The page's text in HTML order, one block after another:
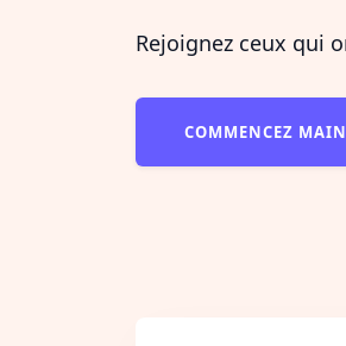
Rejoignez ceux qui
COMMENCEZ